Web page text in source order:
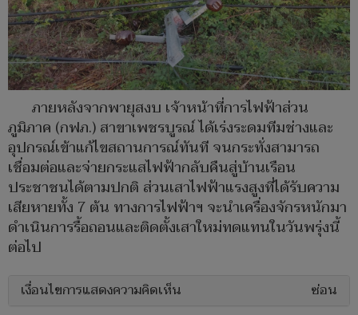
ภายหลังจากพายุสงบ เจ้าหน้าที่การไฟฟ้าส่วน
ภูมิภาค (กฟภ.) สาขาเพชรบูรณ์ ได้เร่งระดมทีมช่างและ
อุปกรณ์เข้าแก้ไขสถานการณ์ทันที จนกระทั่งสามารถ
เชื่อมต่อและจ่ายกระแสไฟฟ้ากลับคืนสู่บ้านเรือน
ประชาชนได้ตามปกติ ส่วนเสาไฟฟ้าแรงสูงที่ได้รับความ
เสียหายทั้ง 7 ต้น ทางการไฟฟ้าฯ จะนำเครื่องจักรหนักมา
ดำเนินการรื้อถอนและติดตั้งเสาใหม่ทดแทนในวันพรุ่งนี้
ต่อไป
เงื่อนไขการแสดงความคิดเห็น ซ่อน